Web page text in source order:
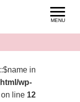
in
wp-
on line 12